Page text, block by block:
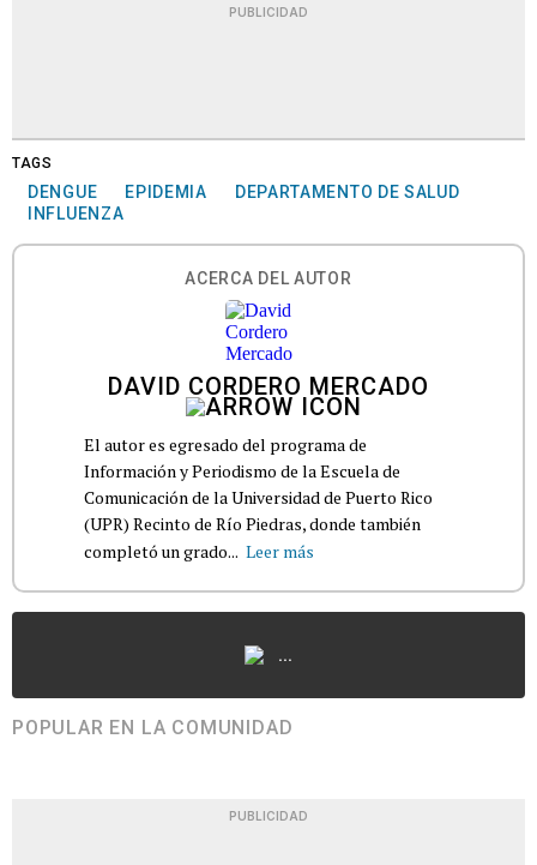
PUBLICIDAD
TAGS
DENGUE EPIDEMIA
DEPARTAMENTO DE SALUD
INFLUENZA
ACERCA DEL AUTOR
DAVID CORDERO MERCADO
El autor es egresado del programa de
Información y Periodismo de la Escuela de
Comunicación de la Universidad de Puerto Rico
(UPR) Recinto de Río Piedras, donde también
completó un grado... Leer más
...
POPULAR EN LA COMUNIDAD
PUBLICIDAD